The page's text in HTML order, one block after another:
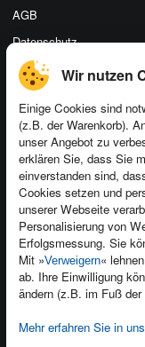
Wir nutzen
Einige Cookies sind
(z.B. der Warenkorb).
unser Angebot zu
erklären Sie, dass Sie
einverstanden sind,
Cookies setzen und
unserer Webseite
Personalisierung von
Erfolgsmessung. Sie
Mit »Verweigern«
ab. Ihre Einwilligung
ändern (z.B. im Fuß
Mehr erfahren Sie in
Kontakt
Newsletter
Für Unternehmen
Presseservice
Dozentenservice
AGB
Datenschutz
Kundenservice